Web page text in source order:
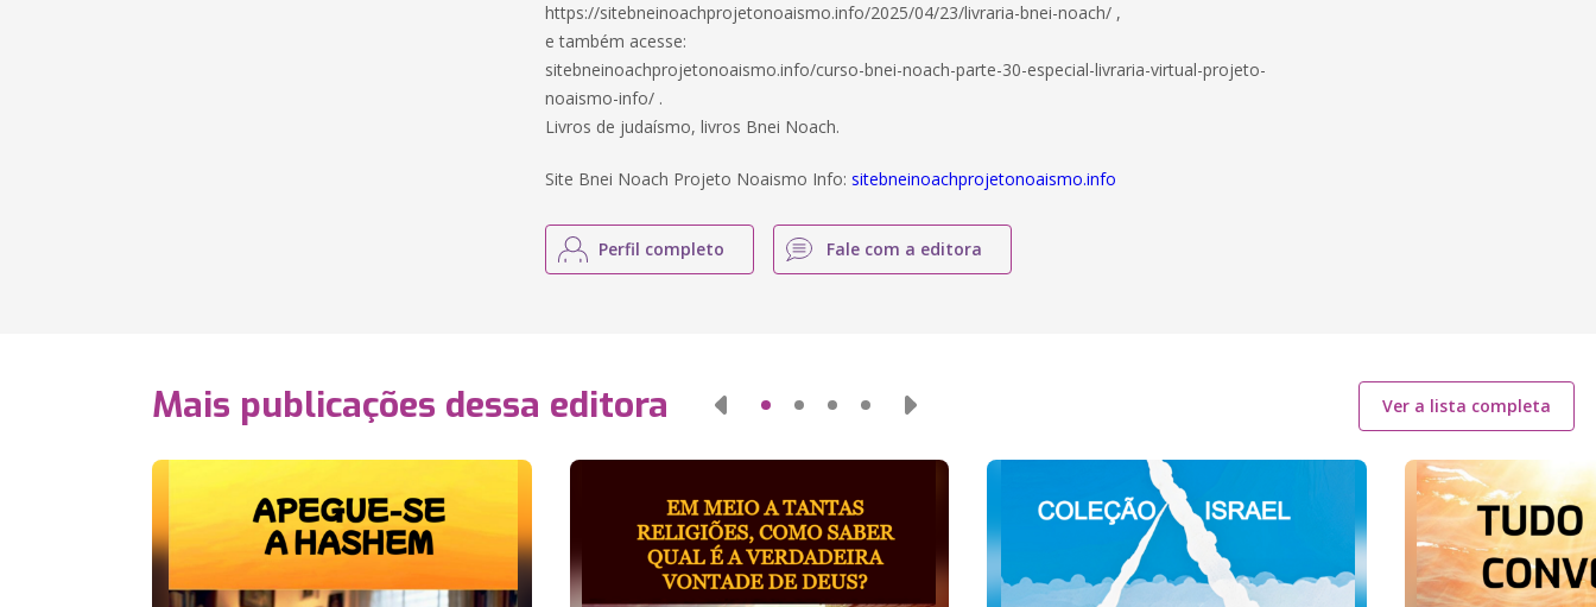
https://sitebneinoachprojetonoaismo.info/2025/04/23/livraria-bnei-noach/ ,
e também acesse:
sitebneinoachprojetonoaismo.info/curso-bnei-noach-parte-30-especial-livraria-virtual-projeto-
noaismo-info/ .
Livros de judaísmo, livros Bnei Noach.
Site Bnei Noach Projeto Noaismo Info:sitebneinoachprojetonoaismo.info
Perfil completo Fale com a editora
Mais publicações dessa editora Ver a lista completa